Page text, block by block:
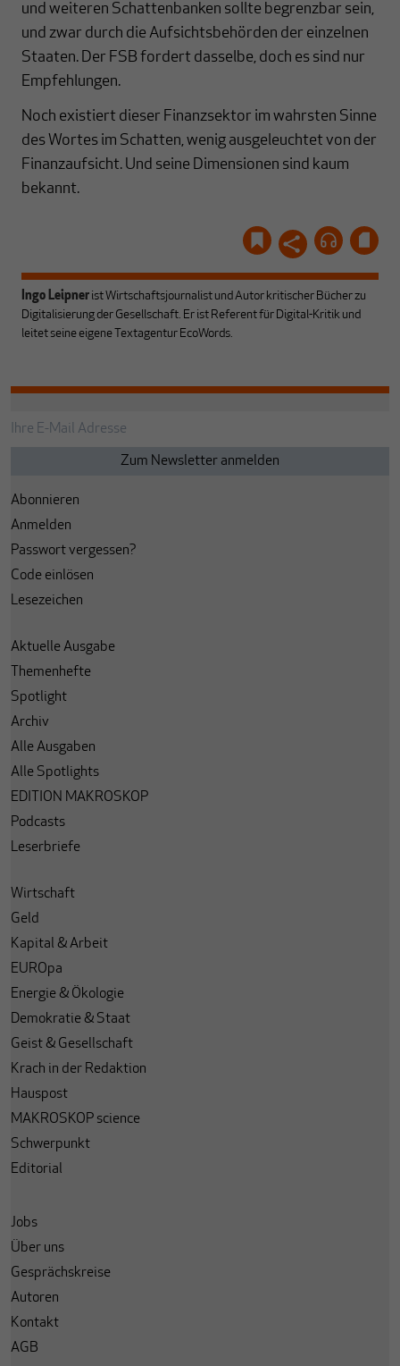
und weiteren Schattenbanken sollte begrenzbar sein,
und zwar durch die Aufsichtsbehörden der einzelnen
Staaten. Der FSB fordert dasselbe, doch es sind nur
Empfehlungen.
Noch existiert dieser Finanzsektor im wahrsten Sinne
des Wortes im Schatten, wenig ausgeleuchtet von der
Finanzaufsicht. Und seine Dimensionen sind kaum
bekannt.
Ingo Leipner ist Wirtschaftsjournalist und Autor kritischer Bücher zu
Digitalisierung der Gesellschaft. Er ist Referent für Digital-Kritik und
leitet seine eigene Textagentur EcoWords.
Abonnieren
Anmelden
Passwort vergessen?
Code einlösen
Lesezeichen
Aktuelle Ausgabe
Themenhefte
Spotlight
Archiv
Alle Ausgaben
Alle Spotlights
EDITION MAKROSKOP
Podcasts
Leserbriefe
Wirtschaft
Geld
Kapital & Arbeit
EUROpa
Energie & Ökologie
Demokratie & Staat
Geist & Gesellschaft
Krach in der Redaktion
Hauspost
MAKROSKOP science
Schwerpunkt
Editorial
Jobs
Über uns
Gesprächskreise
Autoren
Kontakt
AGB